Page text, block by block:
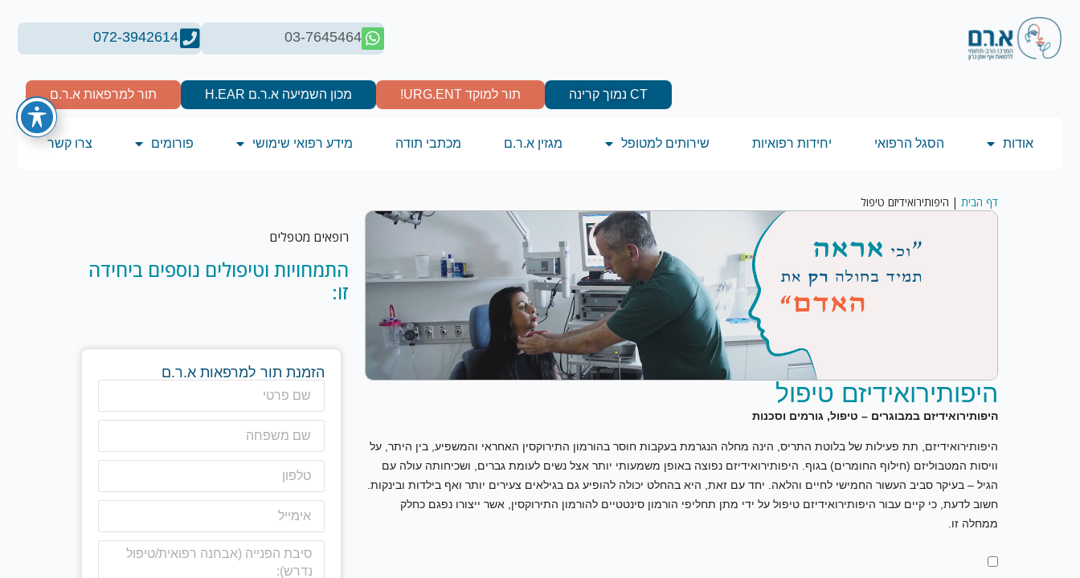
03-7645464
072-3942614
תור למרפאות א.ר.ם מכון השמיעה א.ר.ם H.EAR תור למוקד URG.ENT! CT נמוך קרינה
אודות הסגל הרפואי יחידות רפואיות שירותים למטופל מגזין א.ר.ם מכתבי תודה מידע רפואי שימושי פורומים צרו קשר
דף הבית | היפותירואידיזם טיפול
היפותירואידיזם טיפול
היפותירואידיזם במבוגרים – טיפול, גורמים וסכנות
היפותירואידיזם, תת פעילות של בלוטת התריס, הינה מחלה הנגרמת בעקבות חוסר בהורמון התירוקסין האחראי והמשפיע, בין היתר, על
וויסות המטבוליזם (חילוף החומרים) בגוף. היפותירואידיזם נפוצה באופן משמעותי יותר אצל נשים לעומת גברים, ושכיחותה עולה עם
הגיל – בעיקר סביב העשור החמישי לחיים והלאה. יחד עם זאת, היא בהחלט יכולה להופיע גם בגילאים צעירים יותר ואף בילדות ובינקות.
חשוב לדעת, כי קיים עבור היפותירואידיזם טיפול על ידי מתן תחליפי הורמון סינטטיים להורמון התירוקסין, אשר ייצורו נפגם כחלק
ממחלה זו.
רופאים מטפלים
התמחויות וטיפולים נוספים ביחידה
זו:
הזמנת תור למרפאות א.ר.ם